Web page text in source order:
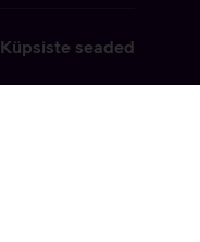
Küpsiste seaded